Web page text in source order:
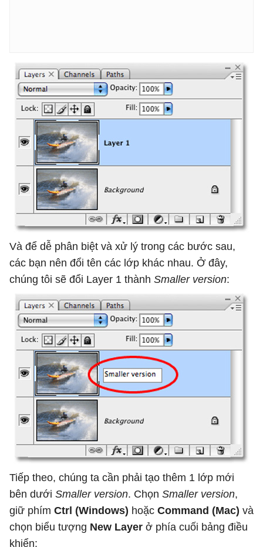
Và để dễ phân biệt và xử lý trong các bước sau,
các bạn nên đổi tên các lớp khác nhau. Ở đây,
chúng tôi sẽ đổi Layer 1 thành Smaller version:
Tiếp theo, chúng ta cần phải tạo thêm 1 lớp mới
bên dưới Smaller version. Chọn Smaller version,
giữ phím Ctrl (Windows) hoặc Command (Mac) và
chọn biểu tượng New Layer ở phía cuối bảng điều
khiển: